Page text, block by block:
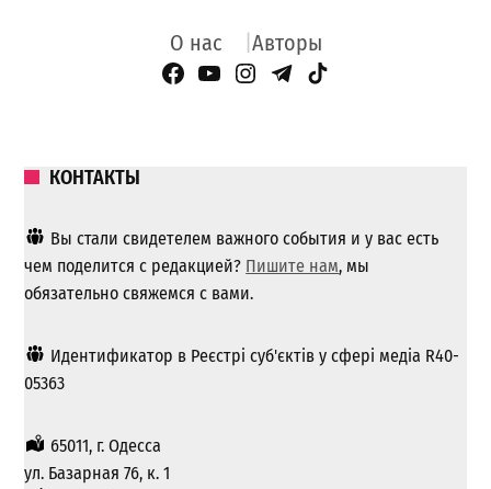
О нас Авторы
Facebook Page
YouTube
Instagram
Telegram
TikTok
КОНТАКТЫ
Вы стали свидетелем важного события и у вас есть
чем поделится с редакцией? Пишите нам, мы
обязательно свяжемся с вами.
Идентификатор в Реєстрі суб'єктів у сфері медіа R40-
05363
65011, г. Одесса
ул. Базарная 76, к. 1